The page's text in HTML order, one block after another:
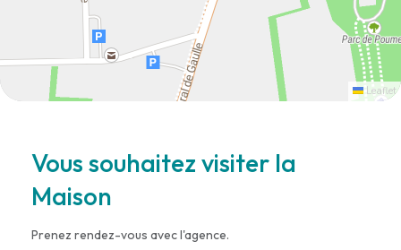
Leaflet
Vous souhaitez visiter la
Maison
Prenez rendez-vous avec l'agence.